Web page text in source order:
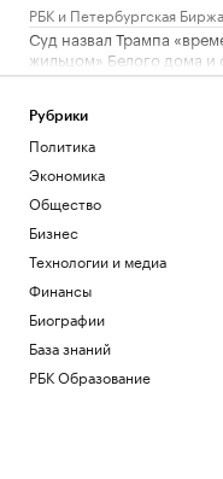
РБК и Петербургская Биржа
Суд назвал Трампа
жильцом» Белого дома и
стройку
Политика
Зеленский впервые за
президентства прибыл в
Политика
Как перейти «порог
Слащева и Wylsacom — о
технологиях
Технологии и медиа
Рубрики
Политика
Экономика
Общество
Бизнес
Технологии и медиа
Финансы
Биографии
База знаний
РБК Образование